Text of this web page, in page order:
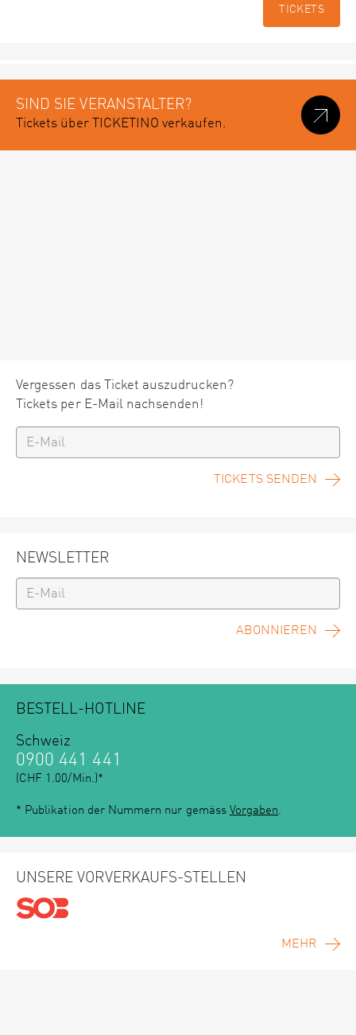
TICKETS
SIND SIE VERANSTALTER?
Tickets über TICKETINO verkaufen.
Vergessen das Ticket auszudrucken?
Tickets per E-Mail nachsenden!
TICKETS SENDEN
NEWSLETTER
ABONNIEREN
BESTELL-HOTLINE
Schweiz
0900 441 441
(CHF 1.00/Min.)*
* Publikation der Nummern nur gemäss Vorgaben.
UNSERE VORVERKAUFS-STELLEN
MEHR